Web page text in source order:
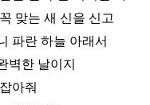
맞는 새 신을 신고
파란 하늘 아래서
벽한 날이지
아줘